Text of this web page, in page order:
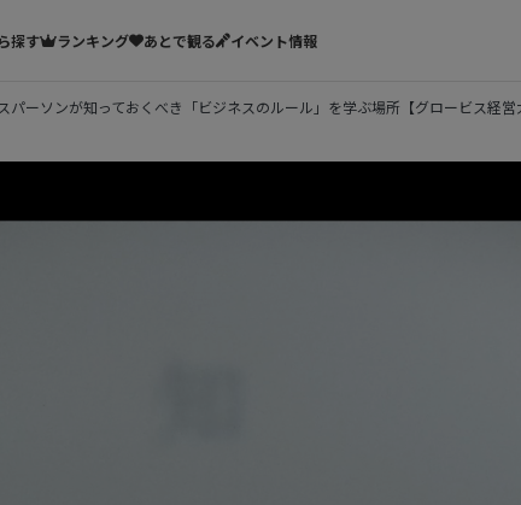
探す ランキング あとで観る イベント情報
パーソンが知っておくべき「ビジネスのルール」を学ぶ場所【グロービス経